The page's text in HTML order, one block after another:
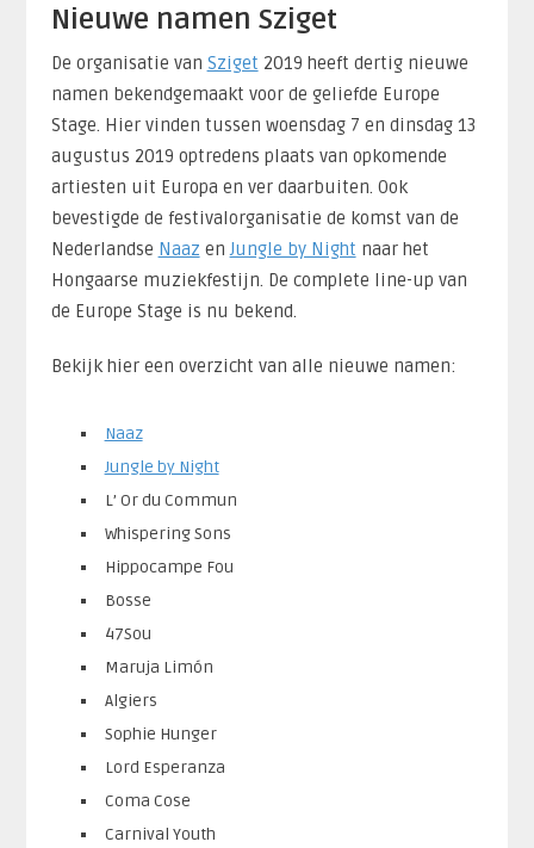
Nieuwe namen Sziget
De organisatie van Sziget 2019 heeft dertig nieuwe
namen bekendgemaakt voor de geliefde Europe
Stage. Hier vinden tussen woensdag 7 en dinsdag 13
augustus 2019 optredens plaats van opkomende
artiesten uit Europa en ver daarbuiten. Ook
bevestigde de festivalorganisatie de komst van de
Nederlandse Naaz enJungle by Night naar het
Hongaarse muziekfestijn. De complete line-up van
de Europe Stage is nu bekend.
Bekijk hier een overzicht van alle nieuwe namen:
Naaz
Jungle by Night
L’ Or du Commun
Whispering Sons
Hippocampe Fou
Bosse
47Sou
Maruja Limón
Algiers
Sophie Hunger
Lord Esperanza
Coma Cose
Carnival Youth